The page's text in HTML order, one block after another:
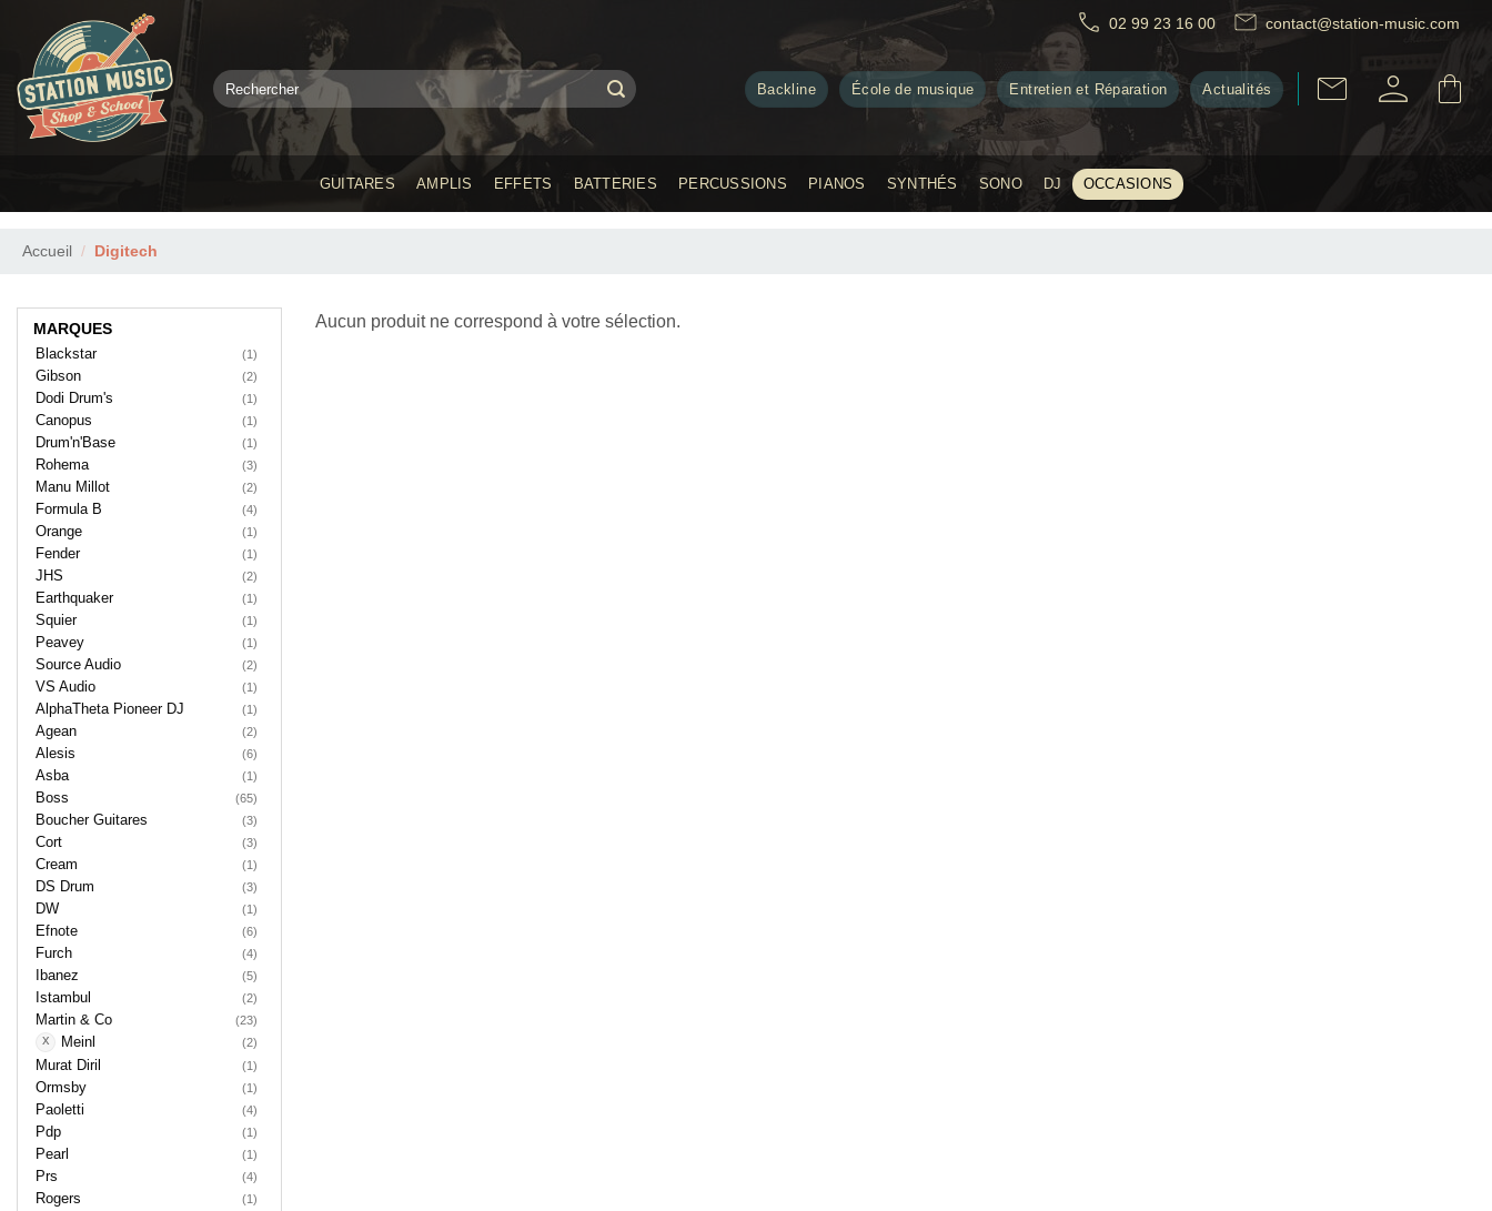
contenu
02 99 23 16 00 contact@station-music.com
Recherche
pour :
Backline École de musique Entretien et Réparation Actualités
GUITARES AMPLIS EFFETS BATTERIES PERCUSSIONS PIANOS SYNTHÉS SONO DJ OCCASIONS
Accueil / Digitech
MARQUES
Blackstar (1)
Gibson (2)
Dodi Drum's (1)
Canopus (1)
Drum'n'Base (1)
Rohema (3)
Manu Millot (2)
Formula B (4)
Orange (1)
Fender (1)
JHS (2)
Earthquaker (1)
Squier (1)
Peavey (1)
Source Audio (2)
VS Audio (1)
AlphaTheta Pioneer DJ (1)
Agean (2)
Alesis (6)
Asba (1)
Boss (65)
Boucher Guitares (3)
Cort (3)
Cream (1)
DS Drum (3)
DW (1)
Efnote (6)
Furch (4)
Ibanez (5)
Istambul (2)
Martin & Co (23)
Meinl (2)
Murat Diril (1)
Ormsby (1)
Paoletti (4)
Pdp (1)
Pearl (1)
Prs (4)
Rogers (1)
Aucun produit ne correspond à votre sélection.